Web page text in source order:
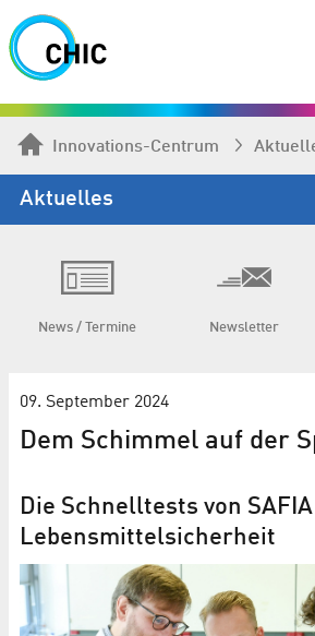
Innovations-Centrum
Aktuelles
News / Termine Newsletter
09. September 2024
Dem Schimmel auf der
Die Schnelltests von
Lebensmittelsicherheit